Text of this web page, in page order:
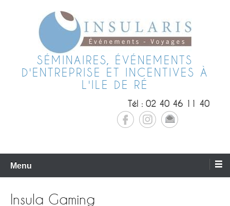
SÉMINAIRES, ÉVÉNEMENTS
D'ENTREPRISE ET INCENTIVES À
L'ILE DE RÉ
Tél : 02 40 46 11 40
Menu
Insula Gaming